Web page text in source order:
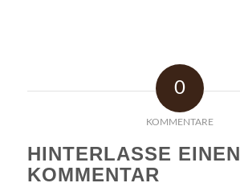
0
KOMMENTARE
HINTERLASSE EINEN
KOMMENTAR